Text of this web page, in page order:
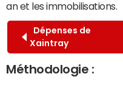
an et les immobilisations.
Dépenses de
Xaintray
Méthodologie :